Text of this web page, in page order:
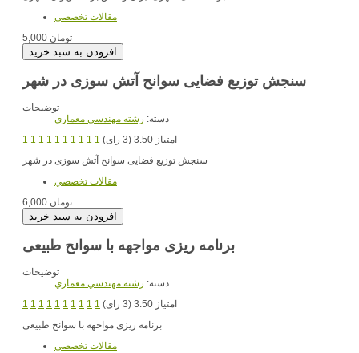
مقالات تخصصي
5,000 تومان
سنجش توزیع فضایی سوانح آتش سوزی در شهر
توضیحات
دسته: رشته مهندسي معماري
1 1 1 1 1 1 1 1 1 1
امتیاز 3.50 (3 رای)
مقالات تخصصي
6,000 تومان
برنامه ریزی مواجهه با سوانح طبیعی
توضیحات
دسته: رشته مهندسي معماري
1 1 1 1 1 1 1 1 1 1
امتیاز 3.50 (3 رای)
مقالات تخصصي